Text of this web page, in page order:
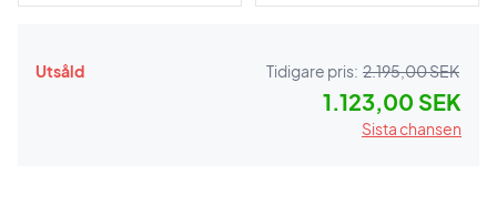
Utsåld Tidigare pris: 2.195,00 SEK
1.123,00 SEK
Sista chansen